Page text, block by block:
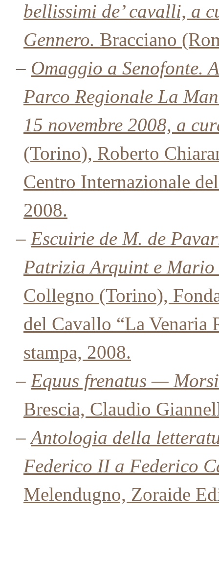
bellissimi de’ cavalli, a
Gennero. Bracciano
– Omaggio a Senofonte.
Parco Regionale La
15 novembre 2008, a
(Torino), Roberto
Centro Internazionale
2008.
– Escuirie de M. de
Patrizia Arquint e Mario
Collegno (Torino),
del Cavallo “La Venaria
stampa, 2008.
– Equus frenatus —
Brescia, Claudio
–Antologia della
Federico II a Federico
Melendugno, Zoraide